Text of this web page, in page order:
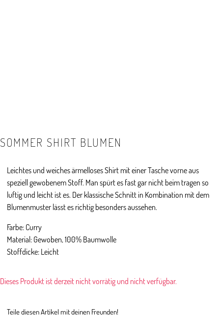
SOMMER SHIRT BLUMEN
Leichtes und weiches ärmelloses Shirt mit einer Tasche vorne aus
speziell gewobenem Stoff. Man spürt es fast gar nicht beim tragen so
luftig und leicht ist es. Der klassische Schnitt in Kombination mit dem
Blumenmuster lässt es richtig besonders aussehen.
Farbe: Curry
Material: Gewoben, 100% Baumwolle
Stoffdicke: Leicht
Dieses Produkt ist derzeit nicht vorrätig und nicht verfügbar.
Teile diesen Artikel mit deinen Freunden!